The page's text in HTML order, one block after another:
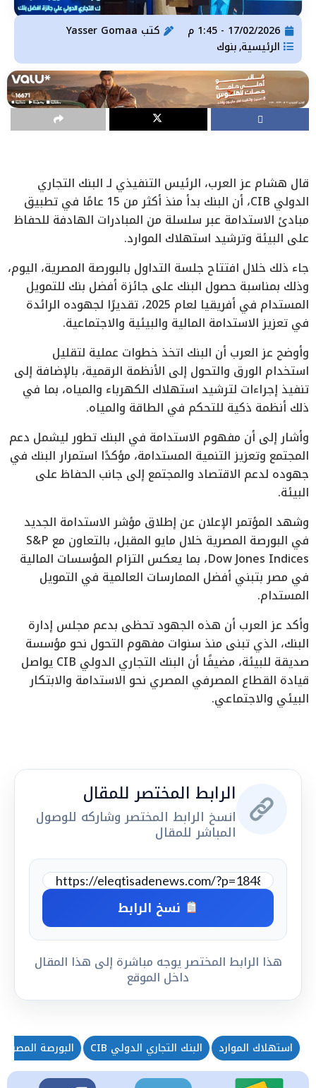
17/02/2026 - 1:45 م كتب
الرئيسية, بنوك
قال هشام عز العرب، الرئيس التنفيذي لـ البنك التجاري
الدولي CIB، أن البنك بدأ منذ أكثر من 15 عامًا في تطبيق
مبادئ الاستدامة عبر سلسلة من المبادرات الهادفة للحفاظ
على البيئة وترشيد استهلاك الموارد.
جاء ذلك خلال افتتاح جلسة التداول بالبورصة المصرية، اليوم،
وذلك بمناسبة حصول البنك على جائزة أفضل بنك للتمويل
المستدام في أفريقيا لعام 2025، تقديرًا لجهوده الرائدة
في تعزيز الاستدامة المالية والبيئية والاجتماعية.
وأوضح عز العرب أن البنك اتخذ خطوات عملية لتقليل
استخدام الورق والتحول إلى الأنظمة الرقمية، بالإضافة إلى
تنفيذ إجراءات لترشيد استهلاك الكهرباء والمياه، بما في
ذلك أنظمة ذكية للتحكم في الطاقة والمياه.
وأشار إلى أن مفهوم الاستدامة في البنك تطور ليشمل دعم
المجتمع وتعزيز التنمية المستدامة، مؤكدًا استمرار البنك في
جهوده لدعم الاقتصاد والمجتمع إلى جانب الحفاظ على
البيئة.
وشهد المؤتمر الإعلان عن إطلاق مؤشر الاستدامة الجديد
في البورصة المصرية خلال مايو المقبل، بالتعاون مع S&P
Dow Jones Indices، بما يعكس التزام المؤسسات المالية
في مصر بتبني أفضل الممارسات العالمية في التمويل
المستدام.
وأكد عز العرب أن هذه الجهود تحظى بدعم مجلس إدارة
البنك، الذي تبنى منذ سنوات مفهوم التحول نحو مؤسسة
صديقة للبيئة، مضيفًا أن البنك التجاري الدولي CIB يواصل
قيادة القطاع المصرفي المصري نحو الاستدامة والابتكار
البيئي والاجتماعي.
الرابط المختصر للمقال
انسخ الرابط المختصر وشاركه للوصول
المباشر للمقال
نسخ الرابط
هذا الرابط المختصر يوجه مباشرة إلى هذا المقال
داخل الموقع
استهلاك الموارد البنك التجاري الدولي CIB البورصة المصرية